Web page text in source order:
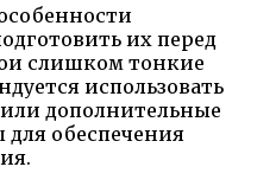
их перед
слишком тонкие
использовать
дополнительные
обеспечения